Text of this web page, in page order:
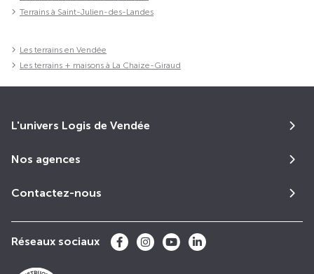
Terrains à Saint-Julien-des-Landes
Les terrains en Vendée
Les terrains + maisons à La Chaize-Giraud
L'univers Logis de Vendée
Nos agences
Contactez-nous
Réseaux sociaux